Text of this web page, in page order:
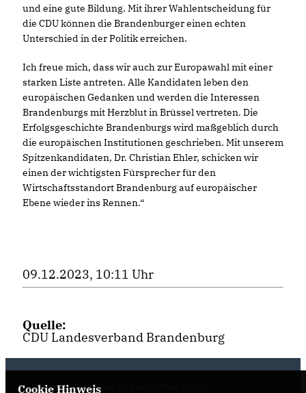
und eine gute Bildung. Mit ihrer Wahlentscheidung für
die CDU können die Brandenburger einen echten
Unterschied in der Politik erreichen.
Ich freue mich, dass wir auch zur Europawahl mit einer
starken Liste antreten. Alle Kandidaten leben den
europäischen Gedanken und werden die Interessen
Brandenburgs mit Herzblut in Brüssel vertreten. Die
Erfolgsgeschichte Brandenburgs wird maßgeblich durch
die europäischen Institutionen geschrieben. Mit unserem
Spitzenkandidaten, Dr. Christian Ehler, schicken wir
einen der wichtigsten Fürsprecher für den
Wirtschaftsstandort Brandenburg auf europäischer
Ebene wieder ins Rennen.“
09.12.2023, 10:11 Uhr
Quelle:
CDU Landesverband Brandenburg
Internetseite des Abgeordneten in der
Cookie Hinweis